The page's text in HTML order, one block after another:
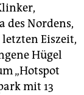
des Nordens,
Eiszeit,
Hügel
„Hotspot
mit 13